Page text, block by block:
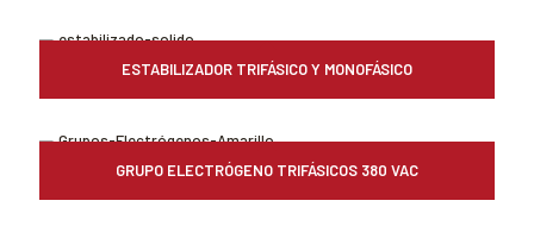
ESTABILIZADOR TRIFÁSICO Y MONOFÁSICO
GRUPO ELECTRÓGENO TRIFÁSICOS 380 VAC